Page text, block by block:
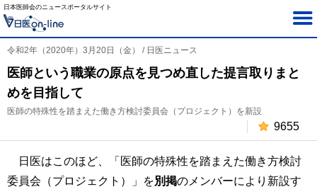
日本医師会のニュースポータルサイト
令和2年（2020年）3月20日（金） / 日医ニュース
医師という職業の原点を見つめ直した提言取りまと
めを目指して
医師の特殊性を踏まえた働き方検討委員会（プロジェクト）を新設
9655
日医はこのほど、「医師の特殊性を踏まえた働き方検討
委員会（プロジェクト）」を別掲のメンバーにより新設す